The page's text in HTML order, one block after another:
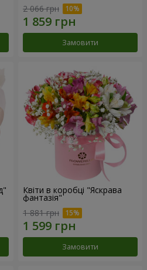
2 066 грн
Замовити
Квіти в коробці "Яскрава
фантазія"
1 881 грн
Замовити